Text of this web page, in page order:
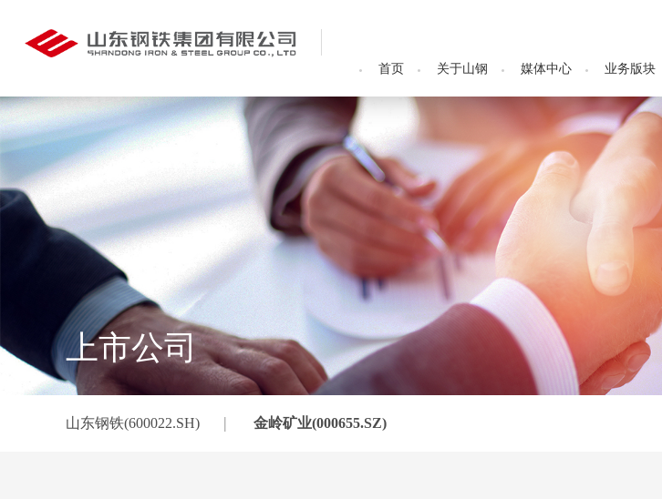
首页 关于山钢 媒体中心 业务版块
上市公司
山东钢铁(600022.SH) | 金岭矿业(000655.SZ)